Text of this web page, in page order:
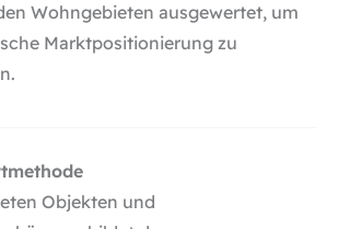
Wohngebieten ausgewertet, um
Marktpositionierung zu
Objekten und